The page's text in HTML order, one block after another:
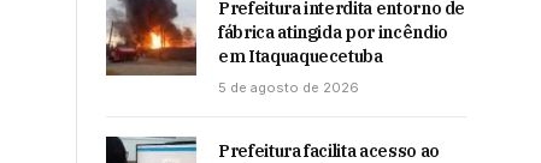
Prefeitura interdita entorno de
fábrica atingida por incêndio
em Itaquaquecetuba
5 de agosto de 2026
Prefeitura facilita acesso ao